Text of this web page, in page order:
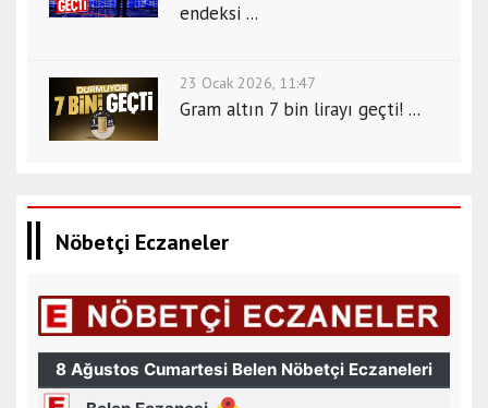
endeksi ...
23 Ocak 2026, 11:47
Gram altın 7 bin lirayı geçti! ...
Nöbetçi Eczaneler